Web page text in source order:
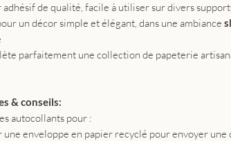
adhésif de qualité, facile à utiliser sur divers
un décor simple et élégant, dans une ambiance
parfaitement une collection de papeterie
& conseils:
autocollants pour :
une enveloppe en papier recyclé pour envoyer une